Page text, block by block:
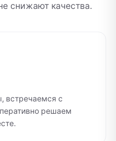
снижают качества.
встречаемся с
решаем